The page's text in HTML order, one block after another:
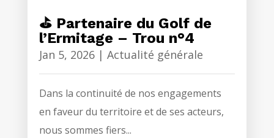
⛳ Partenaire du Golf de
l’Ermitage – Trou n°4
Jan 5, 2026| Actualité générale
Dans la continuité de nos engagements
en faveur du territoire et de ses acteurs,
nous sommes fiers...